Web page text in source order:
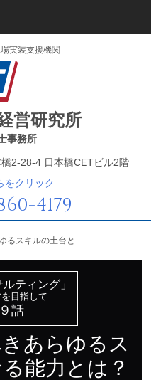
実装支援機関
営研究所
事務所
2-28-4 日本橋CETビル2階
をクリック
4179
ティング」
目指して—
話
あらゆるス
能力とは？